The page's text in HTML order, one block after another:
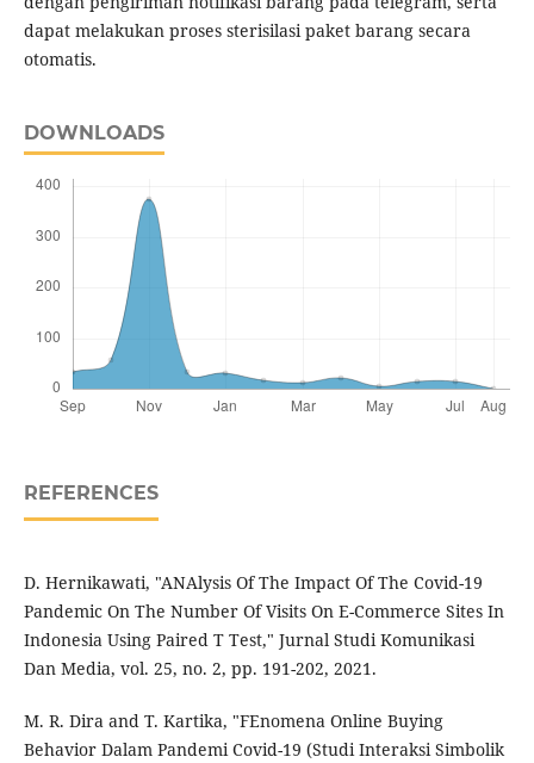
dapat melakukan proses sterisilasi paket barang secara
otomatis.
DOWNLOADS
REFERENCES
D. Hernikawati, "ANAlysis Of The Impact Of The Covid-19
Pandemic On The Number Of Visits On E-Commerce Sites In
Indonesia Using Paired T Test," Jurnal Studi Komunikasi
Dan Media, vol. 25, no. 2, pp. 191-202, 2021.
M. R. Dira and T. Kartika, "FEnomena Online Buying
Behavior Dalam Pandemi Covid-19 (Studi Interaksi Simbolik